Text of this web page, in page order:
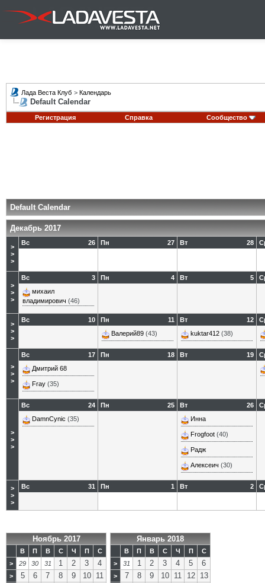
Лада Веста Клуб > Календарь
Default Calendar
Регистрация Справка Сообщество
Default Calendar
Декабрь 2017
>
>
>
26
Вс 27
Пн 28
Вт
>
>
>
3
Вс
михаил
владимирович (46)
4
Пн 5
Вт
>
>
>
10
Вс 11
Пн
Валерий89 (43)
12
Вт
kuktar412 (38)
>
>
>
17
Вс
Дмитрий 68
Fray (35)
18
Пн 19
Вт
>
>
>
24
Вс
DamnCynic (35)
25
Пн 26
Вт
Инна
Frogfoot (40)
Радж
Алексеич (30)
>
>
>
31
Вс 1
Пн 2
Вт
Ноябрь 2017
В П В С Ч П
С
>
29 30 31 1 2 3 4
> 5 6 7 8 9 10 11
Январь 2018
В П В С Ч П
С
>
31 1 2 3 4 5 6
> 7 8 9 10 11 12 13